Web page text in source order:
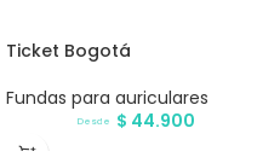
Ticket Bogotá
Fundas para auriculares
Desde $ 44.900